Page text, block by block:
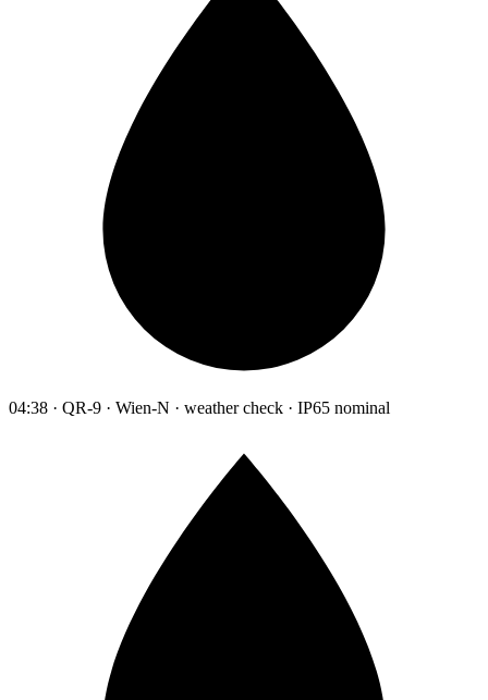
04:38 · QR-9 · Wien-N · weather check · IP65 nominal